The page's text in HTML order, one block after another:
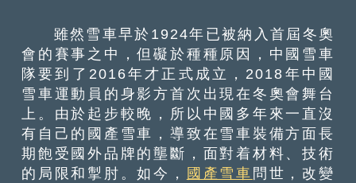
雖然雪車早於1924年已被納入首屆冬奧
會的賽事之中，但礙於種種原因，中國雪車
隊要到了2016年才正式成立，2018年中國
雪車運動員的身影方首次出現在冬奧會舞台
上。由於起步較晚，所以中國多年來一直沒
有自己的國產雪車，導致在雪車裝備方面長
期飽受國外品牌的壟斷，面對着材料、技術
的局限和掣肘。如今， 國產雪車問世，改變